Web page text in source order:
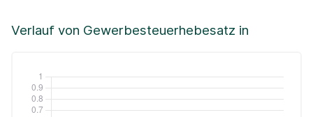
Verlauf von Gewerbesteuerhebesatz in
+